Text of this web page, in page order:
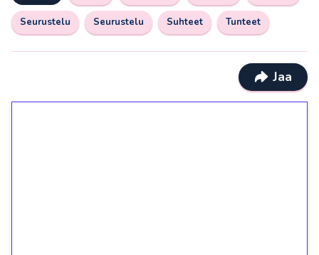
Seurustelu Seurustelu Suhteet Tunteet
Jaa